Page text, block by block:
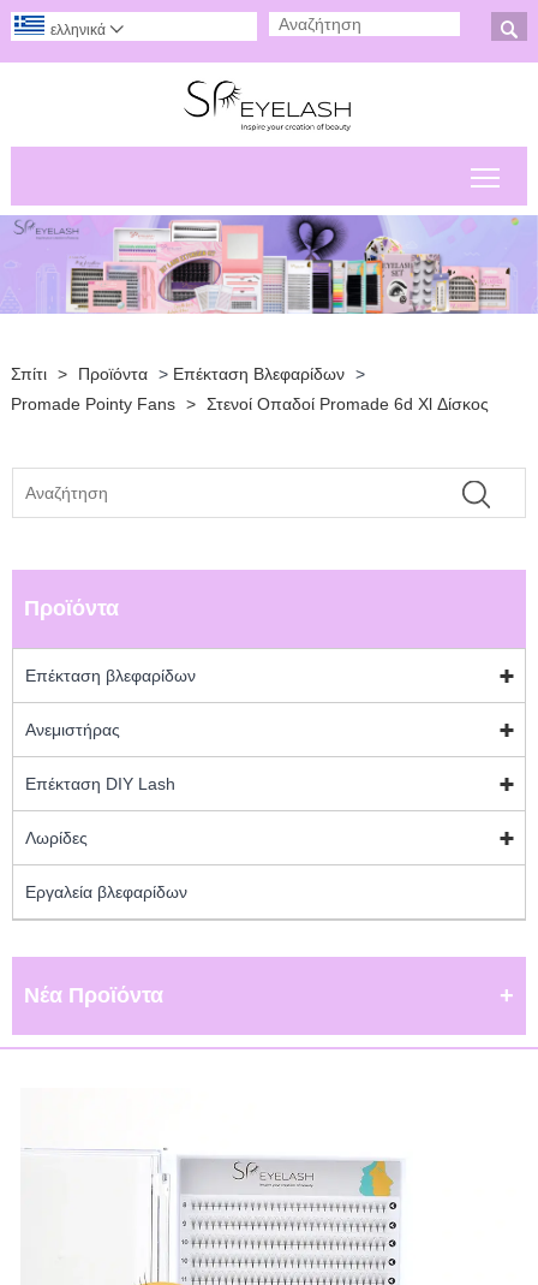

ελληνικά 
Σπίτι > Προϊόντα > Επέκταση Βλεφαρίδων >
Promade Pointy Fans > Στενοί Οπαδοί Promade 6d Xl Δίσκος
Προϊόντα
Επέκταση βλεφαρίδων
Ανεμιστήρας
Επέκταση DIY Lash
Λωρίδες
Εργαλεία βλεφαρίδων
Νέα Προϊόντα